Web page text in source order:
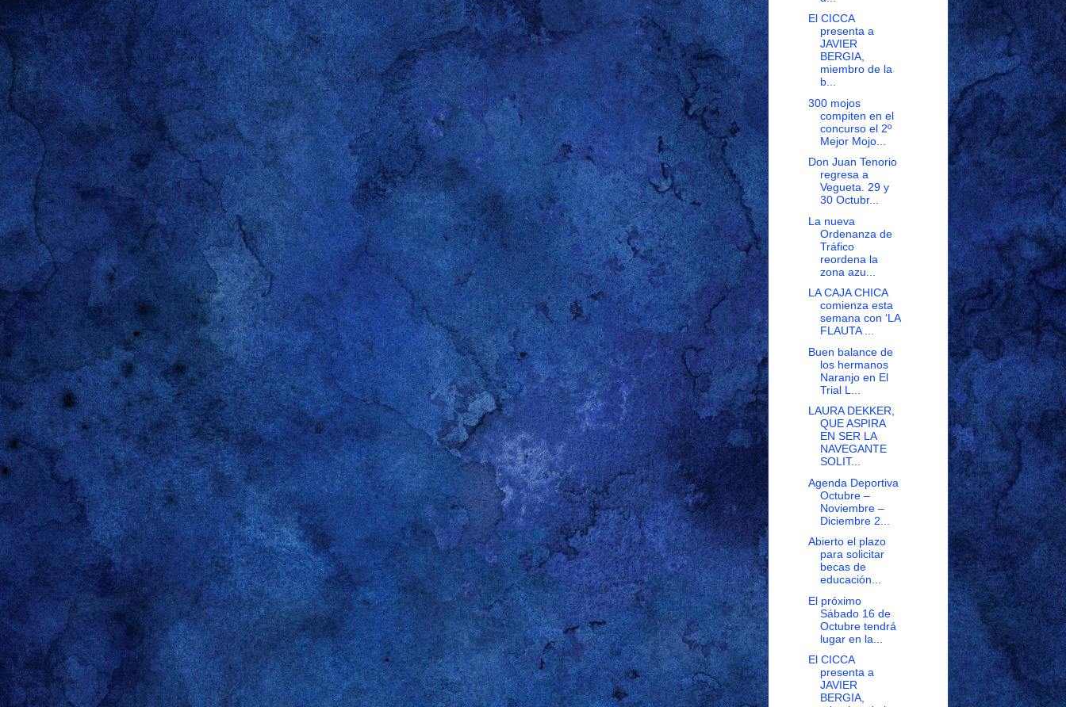
El CICCA
presenta a
JAVIER
BERGIA,
miembro de la
b...
300 mojos
compiten en el
concurso el 2º
Mejor Mojo...
Don Juan Tenorio
regresa a
Vegueta. 29 y
30 Octubr...
La nueva
Ordenanza de
Tráfico
reordena la
zona azu...
LA CAJA CHICA
comienza esta
semana con ‘LA
FLAUTA ...
Buen balance de
los hermanos
Naranjo en El
Trial L...
LAURA DEKKER,
QUE ASPIRA
EN SER LA
NAVEGANTE
SOLIT...
Agenda Deportiva
Octubre –
Noviembre –
Diciembre 2...
Abierto el plazo
para solicitar
becas de
educación...
El próximo
Sábado 16 de
Octubre tendrá
lugar en la...
El CICCA
presenta a
JAVIER
BERGIA,